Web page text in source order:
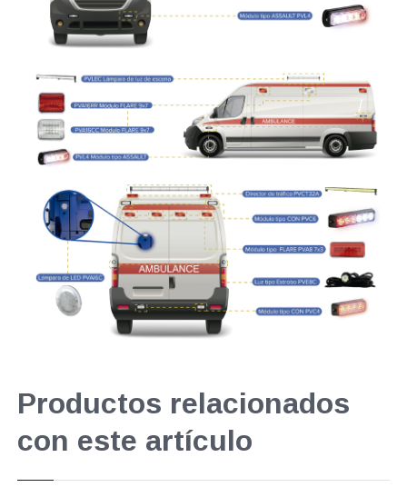
Productos relacionados
con este artículo